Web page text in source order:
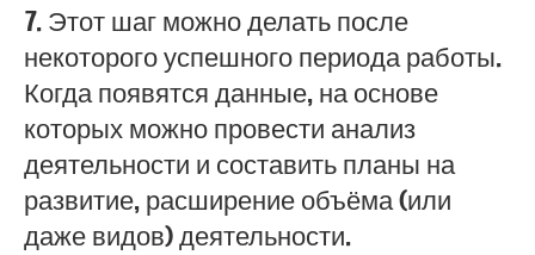
7. Этот шаг можно делать после
некоторого успешного периода работы.
Когда появятся данные, на основе
которых можно провести анализ
деятельности и составить планы на
развитие, расширение объёма (или
даже видов) деятельности.